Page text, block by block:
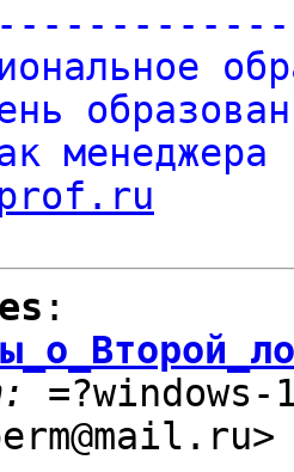
:
=?windows-